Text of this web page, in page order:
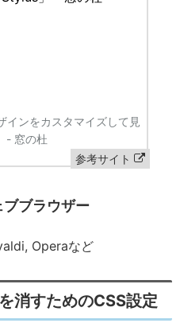
参考サイト
ブラウザー
Operaなど
消すためのCSS設定